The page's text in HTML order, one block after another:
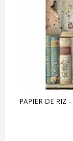
PAPIER DE RIZ